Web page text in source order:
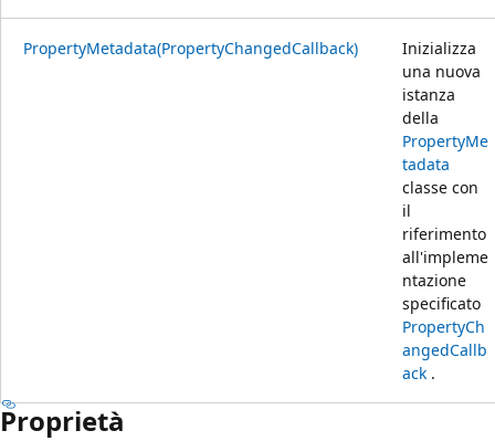
PropertyMetadata(PropertyChangedCallback)
Inizializza
una nuova
istanza
della
PropertyMe
tadata
classe con
il
riferimento
all'impleme
ntazione
specificato
PropertyCh
angedCallb
ack .
Proprietà